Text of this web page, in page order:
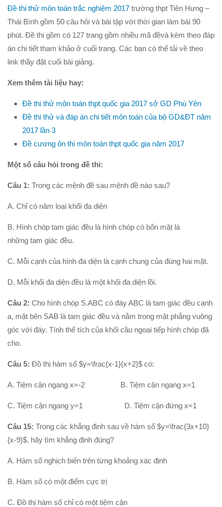
Hình học 10
Tích vô hướng của hai véctơ và ứng dụng
PT đường thẳng trong mặt phẳng
Phương pháp tọa độ trong mặt phẳng
Đại số 11
Phương trình lượng giác
Tổ hợp – Xac suất
Đạo hàm
Hình học 11
Phép biến hình
Quan hệ song song trong không gian
Quan hệ vuông góc trong không gian
Khảo sát hàm số
Hàm số mũ-Logarit
Số phức
PT mặt phẳng
Phương trình mặt cầu
PT đường thẳng
Tài liệu
Videos
Đề thi thử môn toán trắc nghiệm 2017 trường thpt Tiên Hưng –
Thái Bình gồm 50 câu hỏi và bài tập với thời gian làm bài 90
phút. Đề thi gồm có 127 trang gồm nhiều mã đềvà kèm theo đáp
án chi tiết tham khảo ở cuối trang. Các bạn có thể tải về theo
link thầy đặt cuối bài giảng.
Xem thêm tài liệu hay:
Đề thi thử môn toán thpt quốc gia 2017 sở GD Phú Yên
Đề thi thử và đáp án chi tiết môn toán của bộ GD&ĐT năm
2017 lần 3
Đề cương ôn thi môn toán thpt quốc gia năm 2017
Một số câu hỏi trong đề thi:
Câu 1: Trong các mệnh đề sau mệnh đề nào sau?
A. Chỉ có năm loại khối đa diện
B. Hình chóp tam giác đều là hình chóp có bốn mặt là
những tam giác đều.
C. Mỗi cạnh của hình đa diện là cạnh chung của đúng hai mặt.
D. Mỗi khối đa diện đều là một khối đa diện lồi.
Câu 2: Cho hình chóp S.ABC có đáy ABC là tam giác đều cạnh
a, mặt bên SAB là tam giác đều và nằm trong mặt phẳng vuông
góc với đáy. Tính thể tích của khối cầu ngoại tiếp hình chóp đã
cho.
Câu 5: Đồ thị hàm số $y=\frac{x-1}{x+2}$ có:
A. Tiệm cận ngang x=-2 B. Tiệm cận ngang x=1
C. Tiệm cận ngang y=1 D. Tiệm cận đứng x=1
Câu 15: Trong các khẳng định sau về hàm số $y=\frac{3x+10}
{x-9}$, hãy tìm khẳng định đúng?
A. Hàm số nghịch biến trên từng khoảng xác định
B. Hàm số có một điểm cực trị
C. Đồ thị hàm số chỉ có một tiệm cận